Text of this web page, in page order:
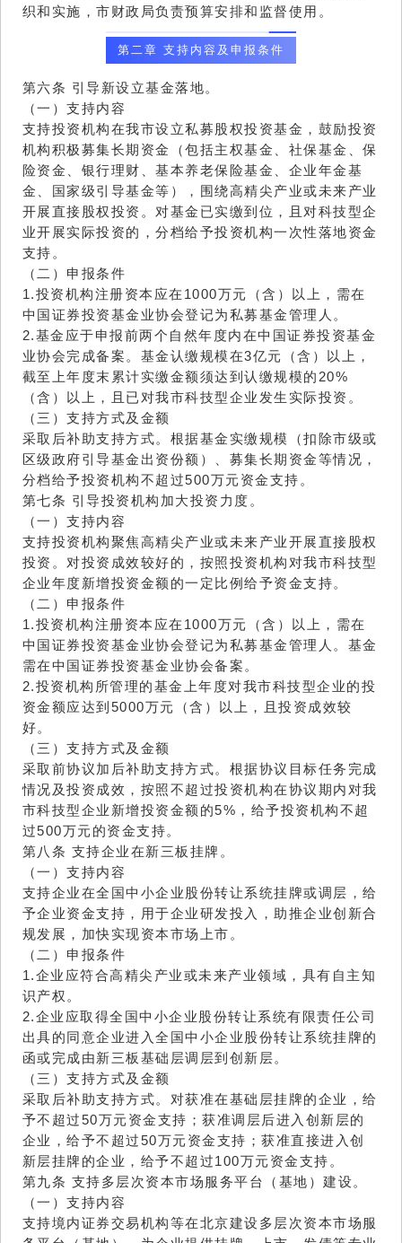
织和实施，市财政局负责预算安排和监督使用。
第二章 支持内容及申报条件
第六条 引导新设立基金落地。
（一）支持内容
支持投资机构在我市设立私募股权投资基金，鼓励投资
机构积极募集长期资金（包括主权基金、社保基金、保
险资金、银行理财、基本养老保险基金、企业年金基
金、国家级引导基金等），围绕高精尖产业或未来产业
开展直接股权投资。对基金已实缴到位，且对科技型企
业开展实际投资的，分档给予投资机构一次性落地资金
支持。
（二）申报条件
1.投资机构注册资本应在1000万元（含）以上，需在
中国证券投资基金业协会登记为私募基金管理人。
2.基金应于申报前两个自然年度内在中国证券投资基金
业协会完成备案。基金认缴规模在3亿元（含）以上，
截至上年度末累计实缴金额须达到认缴规模的20%
（含）以上，且已对我市科技型企业发生实际投资。
（三）支持方式及金额
采取后补助支持方式。根据基金实缴规模（扣除市级或
区级政府引导基金出资份额）、募集长期资金等情况，
分档给予投资机构不超过500万元资金支持。
第七条 引导投资机构加大投资力度。
（一）支持内容
支持投资机构聚焦高精尖产业或未来产业开展直接股权
投资。对投资成效较好的，按照投资机构对我市科技型
企业年度新增投资金额的一定比例给予资金支持。
（二）申报条件
1.投资机构注册资本应在1000万元（含）以上，需在
中国证券投资基金业协会登记为私募基金管理人。基金
需在中国证券投资基金业协会备案。
2.投资机构所管理的基金上年度对我市科技型企业的投
资金额应达到5000万元（含）以上，且投资成效较
好。
（三）支持方式及金额
采取前协议加后补助支持方式。根据协议目标任务完成
情况及投资成效，按照不超过投资机构在协议期内对我
市科技型企业新增投资金额的5%，给予投资机构不超
过500万元的资金支持。
第八条 支持企业在新三板挂牌。
（一）支持内容
支持企业在全国中小企业股份转让系统挂牌或调层，给
予企业资金支持，用于企业研发投入，助推企业创新合
规发展，加快实现资本市场上市。
（二）申报条件
1.企业应符合高精尖产业或未来产业领域，具有自主知
识产权。
2.企业应取得全国中小企业股份转让系统有限责任公司
出具的同意企业进入全国中小企业股份转让系统挂牌的
函或完成由新三板基础层调层到创新层。
（三）支持方式及金额
采取后补助支持方式。对获准在基础层挂牌的企业，给
予不超过50万元资金支持；获准调层后进入创新层的
企业，给予不超过50万元资金支持；获准直接进入创
新层挂牌的企业，给予不超过100万元资金支持。
第九条 支持多层次资本市场服务平台（基地）建设。
（一）支持内容
支持境内证券交易机构等在北京建设多层次资本市场服